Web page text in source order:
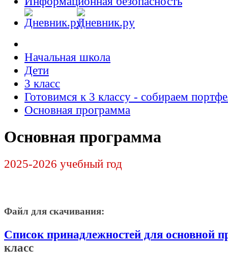
Начальная школа
Дети
3 класс
Готовимся к 3 классу - собираем
Основная программа
Основная программа
2025-2026 учебный год
Файл для скачивания:
Список принадлежностей для основной
класс